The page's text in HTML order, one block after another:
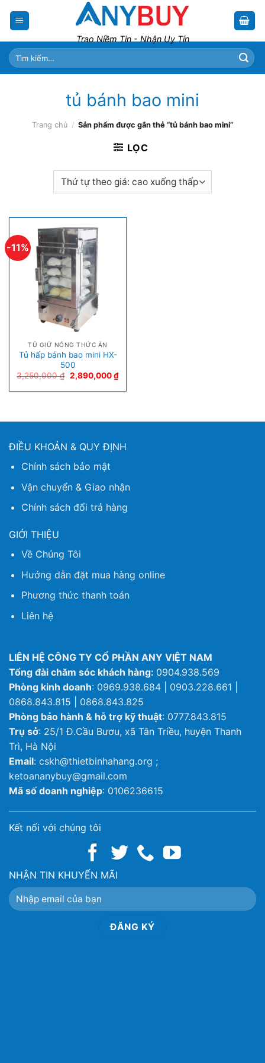
Trao Niềm Tin - Nhận Uy Tín
Tìm
kiếm:
tủ bánh bao mini
Trang chủ / Sản phẩm được gắn thẻ “tủ bánh bao mini”
LỌC
-11%
TỦ GIỮ NÓNG THỨC ĂN
Tủ hấp bánh bao mini HX-
500
3,250,000₫ 2,890,000₫
ĐIỀU KHOẢN & QUY ĐỊNH
Chính sách bảo mật
Vận chuyển & Giao nhận
Chính sách đổi trả hàng
GIỚI THIỆU
Về Chúng Tôi
Hướng dẫn đặt mua hàng online
Phương thức thanh toán
Liên hệ
LIÊN HỆ CÔNG TY CỔ PHẦN ANY VIỆT NAM
Tổng đài chăm sóc khách hàng: 0904.938.569
Phòng kinh doanh: 0969.938.684 | 0903.228.661 |
0868.843.815 | 0868.843.825
Phòng bảo hành & hỗ trợ kỹ thuật: 0777.843.815
Trụ sở: 25/1 Đ.Cầu Bươu, xã Tân Triều, huyện Thanh
Trì, Hà Nội
Email: cskh@thietbinhahang.org ;
ketoananybuy@gmail.com
Mã số doanh nghiệp: 0106236615
Kết nối với chúng tôi
NHẬN TIN KHUYẾN MÃI